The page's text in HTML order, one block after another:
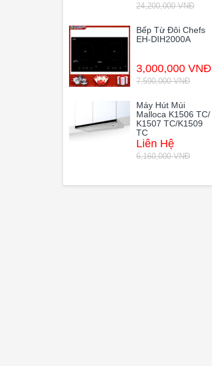
24,200,000 VNĐ
Bếp Từ Đôi Chefs
EH-DIH2000A
3,000,000 VNĐ
7,590,000 VNĐ
Máy Hút Mùi
Malloca K1506 TC/
K1507 TC/K1509
TC
Liên Hệ
6,160,000 VNĐ